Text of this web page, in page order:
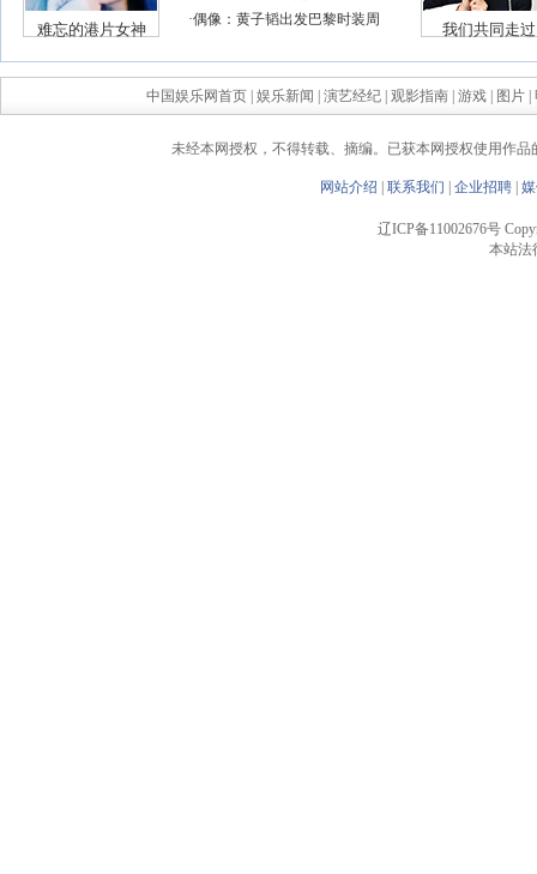
中国娱乐网首页| 娱乐新闻 演艺经纪| 观影指南| 游戏| 图片|
未经本网授权，不得转载、摘编。已获本网授权使用作
网站介绍 联系我们 企业招聘
辽ICP备11002676号
本站法